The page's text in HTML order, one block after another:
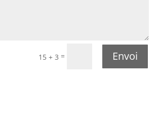
15 + 3 = Envoi